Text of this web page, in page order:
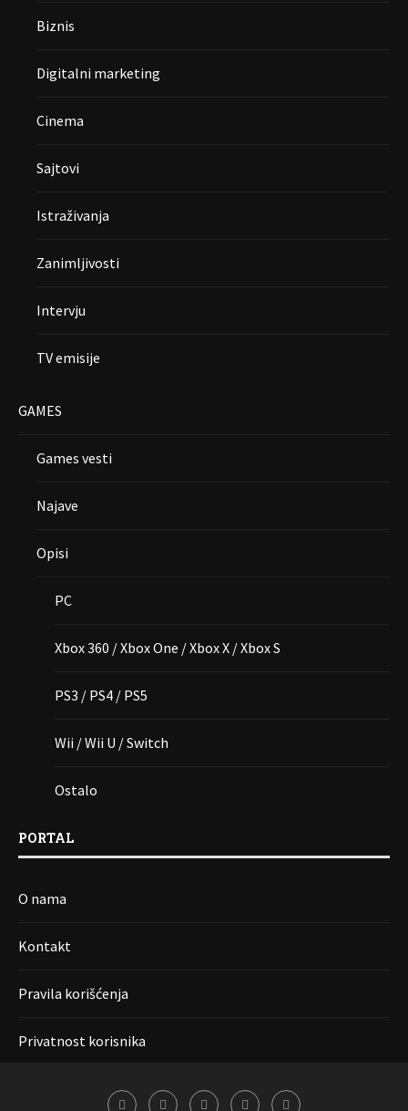
Biznis
Digitalni marketing
Cinema
Sajtovi
Istraživanja
Zanimljivosti
Intervju
TV emisije
GAMES
Games vesti
Najave
Opisi
PC
Xbox 360 / Xbox One / Xbox X / Xbox S
PS3 / PS4 / PS5
Wii / Wii U / Switch
Ostalo
PORTAL
O nama
Kontakt
Pravila korišćenja
Privatnost korisnika